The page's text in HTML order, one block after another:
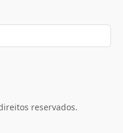
reservados.